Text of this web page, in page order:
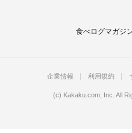
食べログマガジ
企業情報 利用規約
(c) Kakaku.com, Inc. All